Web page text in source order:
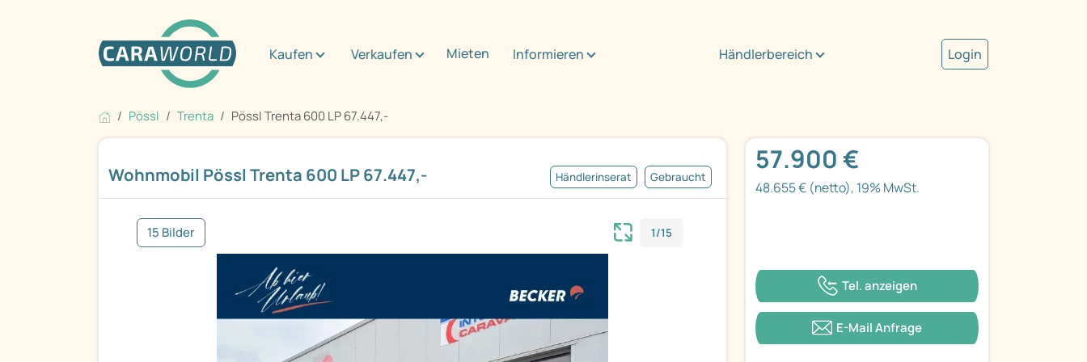
Kaufen Verkaufen Mieten Informieren Händlerbereich Login
Pössl Trenta Pössl Trenta 600 LP 67.447,-
Wohnmobil Pössl Trenta 600 LP 67.447,- Händlerinserat Gebraucht
15 Bilder 1/15
57.900 €
48.655 € (netto), 19% MwSt.
Tel. anzeigen
E-Mail Anfrage